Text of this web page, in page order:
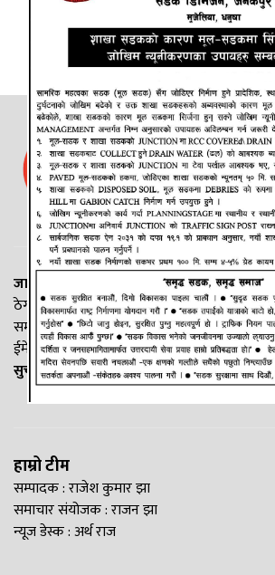
जानकी न्यूज नेटवर्क
ठेगाना: लक्ष्मीनियाँ -७, मधेश प्रदेश
सम्पर्क नं. : +977-9844100829
ईमेल:Madheshtopnews@gmail.com
सुचना विभाग दर्ता नं. २५४०/२०७७/७८
हाम्रो टीम
सम्पादक : राजेश कुमार झा
समाचार संयोजक : राजन झा
न्यूज डेस्क : अर्थ राज